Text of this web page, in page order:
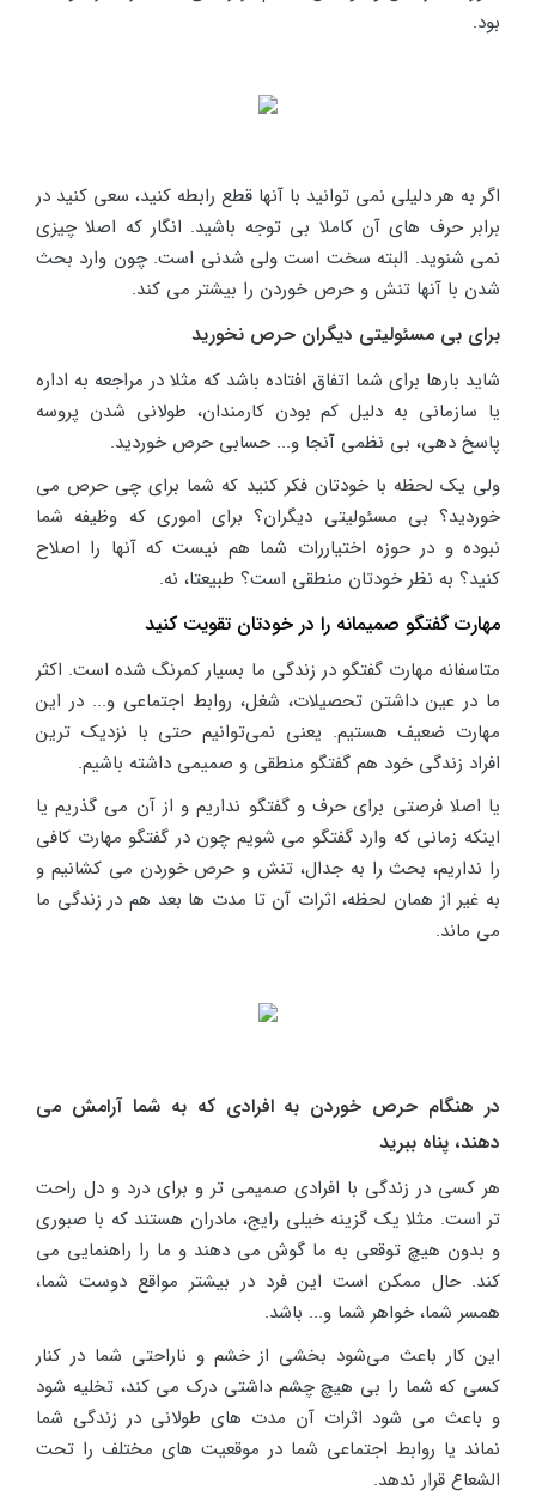
بود.
اگر به هر دلیلی نمی توانید با آنها قطع رابطه کنید، سعی کنید در
برابر حرف های آن کاملا بی توجه باشید. انگار که اصلا چیزی
نمی شنوید. البته سخت است ولی شدنی است. چون وارد بحث
شدن با آنها تنش و حرص خوردن را بیشتر می کند.
برای بی مسئولیتی دیگران حرص نخورید
شاید بارها برای شما اتفاق افتاده باشد که مثلا در مراجعه به اداره
یا سازمانی به دلیل کم بودن کارمندان، طولانی شدن پروسه
پاسخ دهی، بی نظمی آنجا و... حسابی حرص خوردید.
ولی یک لحظه با خودتان فکر کنید که شما برای چی حرص می
خوردید؟ بی مسئولیتی دیگران؟ برای اموری که وظیفه شما
نبوده و در حوزه اختیاررات شما هم نیست که آنها را اصلاح
کنید؟ به نظر خودتان منطقی است؟ طبیعتا، نه.
مهارت گفتگو صمیمانه را در خودتان تقویت کنید
متاسفانه مهارت گفتگو در زندگی ما بسیار کمرنگ شده است. اکثر
ما در عین داشتن تحصیلات، شغل، روابط اجتماعی و... در این
مهارت ضعیف هستیم. یعنی نمی‌توانیم حتی با نزدیک ترین
افراد زندگی خود هم گفتگو منطقی و صمیمی داشته باشیم.
یا اصلا فرصتی برای حرف و گفتگو نداریم و از آن می گذریم یا
اینکه زمانی که وارد گفتگو می شویم چون در گفتگو مهارت کافی
را نداریم، بحث را به جدال، تنش و حرص خوردن می کشانیم و
به غیر از همان لحظه، اثرات آن تا مدت ها بعد هم در زندگی ما
می ماند.
در هنگام حرص خوردن به افرادی که به شما آرامش می
دهند، پناه ببرید
هر کسی در زندگی با افرادی صمیمی تر و برای درد و دل راحت
تر است. مثلا یک گزینه خیلی رایج، مادران هستند که با صبوری
و بدون هیچ توقعی به ما گوش می دهند و ما را راهنمایی می
کند. حال ممکن است این فرد در بیشتر مواقع دوست شما،
همسر شما، خواهر شما و... باشد.
این کار باعث می‌شود بخشی از خشم و ناراحتی شما در کنار
کسی که شما را بی هیچ چشم داشتی درک می کند، تخلیه شود
و باعث می شود اثرات آن مدت های طولانی در زندگی شما
نماند یا روابط اجتماعی شما در موقعیت های مختلف را تحت
الشعاع قرار ندهد.